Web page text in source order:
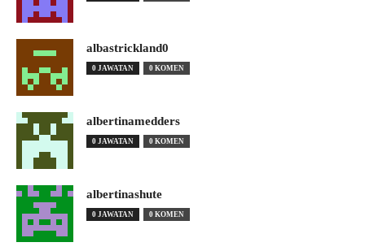
albastrickland0
0 JAWATAN 0 KOMEN
albertinamedders
0 JAWATAN 0 KOMEN
albertinashute
0 JAWATAN 0 KOMEN